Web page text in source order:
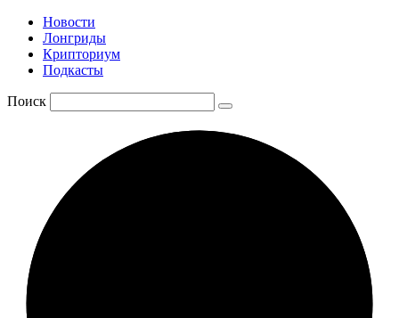
Новости
Лонгриды
Крипториум
Подкасты
Поиск